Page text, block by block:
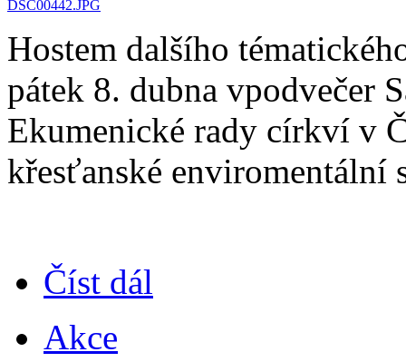
Hostem dalšího
pátek 8. dubna vpodvečer
Ekumenické rady církví v
křesťanské enviromentální
Číst dál
Akce